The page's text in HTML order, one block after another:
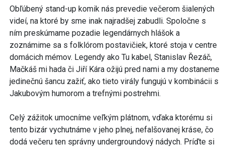
Obľúbený stand-up komik nás prevedie večerom šialených
videí, na ktoré by sme inak najradšej zabudli. Spoločne s
ním preskúmame pozadie legendárnych hlášok a
zoznámime sa s folklórom postavičiek, ktoré stoja v centre
domácich mémov. Legendy ako Tu kabel, Stanislav Řezáč,
Mačkáš mi hada či Jiří Kára ožijú pred nami a my dostaneme
jedinečnú šancu zažiť, ako tieto virály fungujú v kombinácii s
Jakubovým humorom a trefnými postrehmi.
Celý zážitok umocníme veľkým plátnom, vďaka ktorému si
tento bizár vychutnáme v jeho plnej, nefalšovanej kráse, čo
dodá večeru ten správny undergroundový nádych. Príďte si